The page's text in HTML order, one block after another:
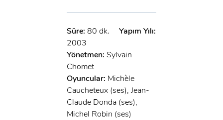
Süre: 80 dk.
Yapım Yılı:
2003
Yönetmen: Sylvain
Chomet
Oyuncular: Michèle
Caucheteux (ses), Jean-
Claude Donda (ses),
Michel Robin (ses)